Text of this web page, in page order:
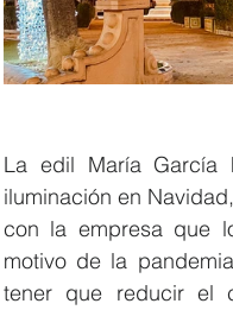
La edil María García
iluminación en
con la empresa que
motivo de la
tener que reducir el